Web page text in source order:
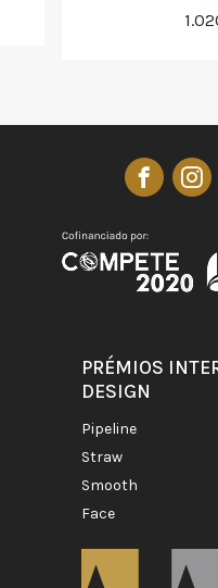
PRÉMIOS
DESIGN
pipeline
straw
smooth
face